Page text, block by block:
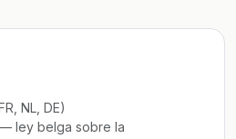
NL, DE)
ley belga sobre la